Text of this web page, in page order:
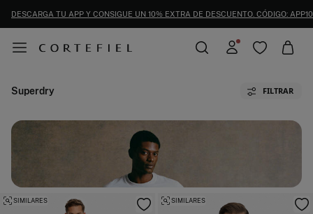
DESCARGA TU APP Y CONSIGUE UN 10% EXTRA DE DESCUENTO. CÓDIGO: APP10
Superdry FILTRAR
SIMILARES SIMILARES